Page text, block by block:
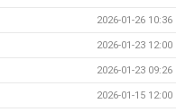
2026-01-26 10:36
2026-01-23 12:00
2026-01-23 09:26
2026-01-15 12:00